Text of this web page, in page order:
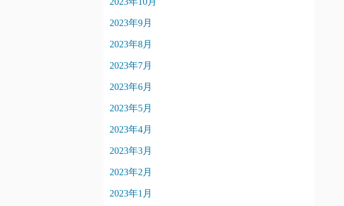
2023年9月
2023年8月
2023年7月
2023年6月
2023年5月
2023年4月
2023年3月
2023年2月
2023年1月